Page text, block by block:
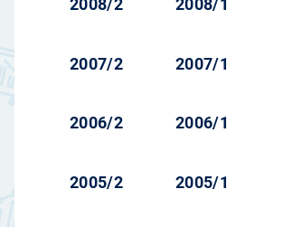
2008/2 2008/1
2007/2 2007/1
2006/2 2006/1
2005/2 2005/1